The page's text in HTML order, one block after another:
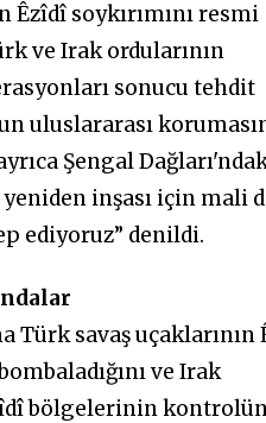
Êzîdî soykırımını resmi
ve Irak ordularının
sonucu tehdit
uluslararası
Şengal
inşası için mali
ediyoruz” denildi.
Türk savaş uçaklarının
ve Irak
bölgelerinin